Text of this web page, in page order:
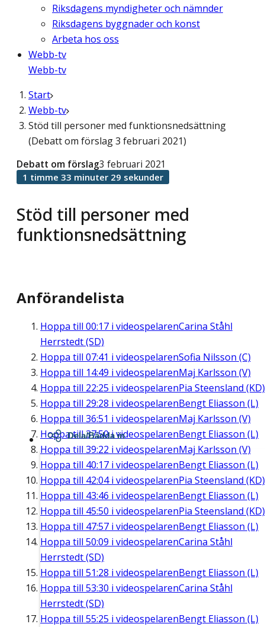
Riksdagens myndigheter och nämnder
Riksdagens byggnader och konst
Arbeta hos oss
Webb-tv
Webb-tv
Start
Webb-tv
Stöd till personer med funktionsnedsättning
(Debatt om förslag 3 februari 2021)
Stöd till personer med
funktionsnedsättning
Debatt om förslag3 februari 2021
1 timme 33 minuter 29 sekunder
Anförandelista
Hoppa till 00:17 i videospelarenCarina Ståhl
Herrstedt (SD)
Hoppa till 07:41 i videospelarenSofia Nilsson (C)
Hoppa till 14:49 i videospelarenMaj Karlsson (V)
Hoppa till 22:25 i videospelarenPia Steensland (KD)
Hoppa till 29:28 i videospelarenBengt Eliasson (L)
Hoppa till 36:51 i videospelarenMaj Karlsson (V)
Hoppa till37:50i videospelarenBengt Eliasson (L)
Hoppa till 39:22 i videospelarenMaj Karlsson (V)
Hoppa till 40:17 i videospelarenBengt Eliasson (L)
Hoppa till 42:04i videospelarenPia Steensland (KD)
Hoppa till 43:46 i videospelarenBengt Eliasson (L)
Hoppa till 45:50 i videospelarenPia Steensland (KD)
Hoppa till 47:57 i videospelarenBengt Eliasson (L)
Hoppa till 50:09 i videospelarenCarina Ståhl
Herrstedt (SD)
Hoppa till 51:28 i videospelarenBengt Eliasson (L)
Hoppa till 53:30 i videospelarenCarina Ståhl
Herrstedt (SD)
Hoppa till 55:25 i videospelarenBengt Eliasson (L)
Dela/Bädda in